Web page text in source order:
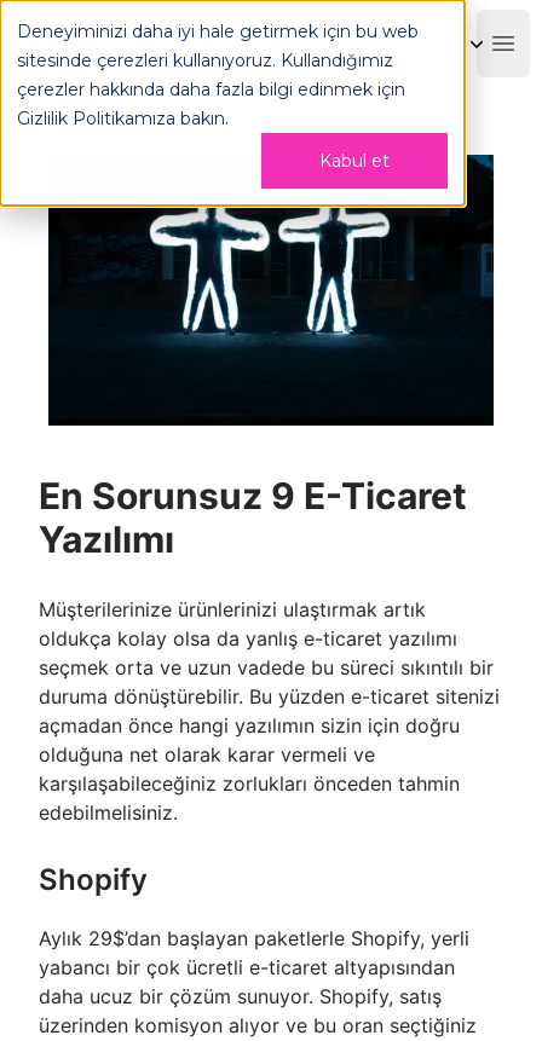
Deneyiminizi daha iyi hale getirmek için bu web
sitesinde çerezleri kullanıyoruz. Kullandığımız
çerezler hakkında daha fazla bilgi edinmek için
Gizlilik Politikamıza bakın.
Kabul et
OPLOG
En Sorunsuz 9 E-Ticaret
Yazılımı
Müşterilerinize ürünlerinizi ulaştırmak artık
oldukça kolay olsa da yanlış e-ticaret yazılımı
seçmek orta ve uzun vadede bu süreci sıkıntılı bir
duruma dönüştürebilir. Bu yüzden e-ticaret sitenizi
açmadan önce hangi yazılımın sizin için doğru
olduğuna net olarak karar vermeli ve
karşılaşabileceğiniz zorlukları önceden tahmin
edebilmelisiniz.
Shopify
Aylık 29$’dan başlayan paketlerle Shopify, yerli
yabancı bir çok ücretli e-ticaret altyapısından
daha ucuz bir çözüm sunuyor. Shopify, satış
üzerinden komisyon alıyor ve bu oran seçtiğiniz